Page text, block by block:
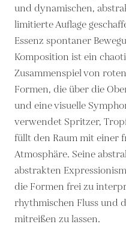
und dynamischen,
limitierte Auflage
Essenz spontaner
Komposition ist ein
Zusammenspiel von
Formen, die über die
und eine visuelle
verwendet Spritzer,
füllt den Raum mit einer
Atmosphäre. Seine
abstrakten
die Formen frei zu
rhythmischen Fluss und
mitreißen zu lassen.